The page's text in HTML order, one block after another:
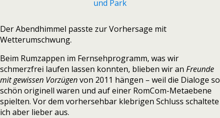
Der Abendhimmel passte zur Vorhersage mit
Wetterumschwung.
Beim Rumzappen im Fernsehprogramm, was wir
schmerzfrei laufen lassen konnten, blieben wir an Freunde
mit gewissen Vorzügenvon 2011 hängen – weil die Dialoge so
schön originell waren und auf einer RomCom-Metaebene
spielten. Vor dem vorhersehbar klebrigen Schluss schaltete
ich aber lieber aus.